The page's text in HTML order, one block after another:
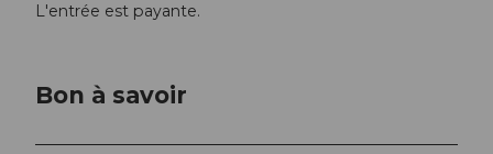
L'entrée est payante.
Bon à savoir